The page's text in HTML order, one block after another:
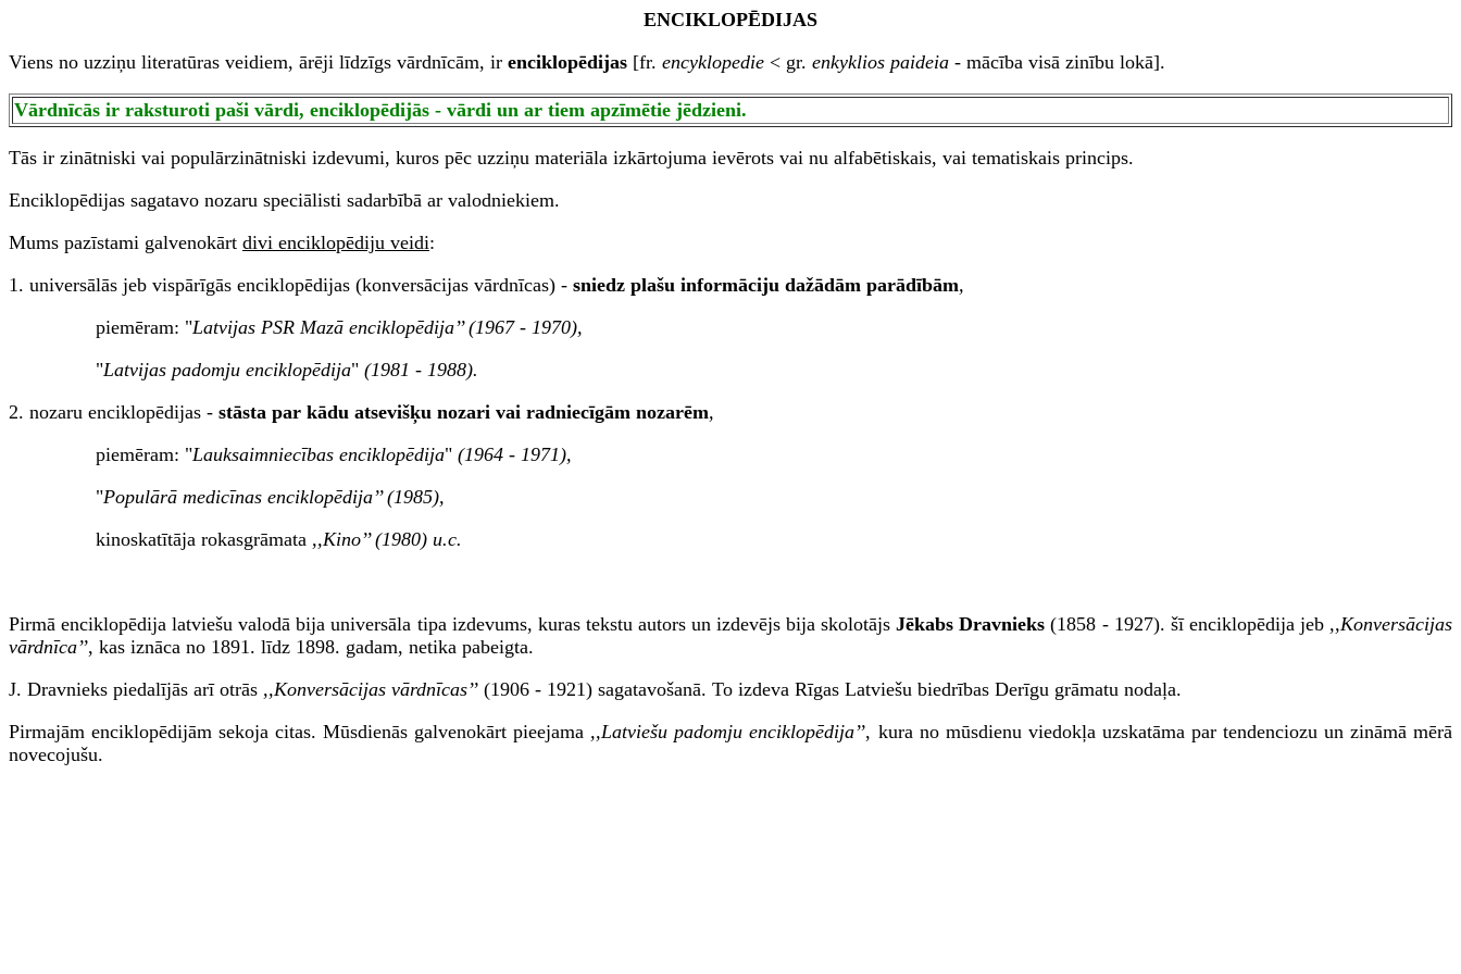
ENCIKLOPĒDIJAS
Viens no uzziņu literatūras veidiem, ārēji līdzīgs vārdnīcām, ir enciklopēdijas [fr. encyklopedie < gr. enkyklios paideia - mācība visā zinību lokā].
Vārdnīcās ir raksturoti paši vārdi, enciklopēdijās - vārdi un ar tiem apzīmētie jēdzieni.
Tās ir zinātniski vai populārzinātniski izdevumi, kuros pēc uzziņu materiāla izkārtojuma ievērots vai nu alfabētiskais, vai tematiskais princips.
Enciklopēdijas sagatavo nozaru speciālisti sadarbībā ar valodniekiem.
Mums pazīstami galvenokārt divi enciklopēdiju veidi:
1. universālās jeb vispārīgās enciklopēdijas (konversācijas vārdnīcas) - sniedz plašu informāciju dažādām parādībām,
piemēram: "Latvijas PSR Mazā enciklopēdija’’ (1967 - 1970),
"Latvijas padomju enciklopēdija" (1981 - 1988).
2. nozaru enciklopēdijas - stāsta par kādu atsevišķu nozari vai radniecīgām nozarēm,
piemēram: "Lauksaimniecības enciklopēdija" (1964 - 1971),
"Populārā medicīnas enciklopēdija’’ (1985),
kinoskatītāja rokasgrāmata ,,Kino’’ (1980) u.c.
Pirmā enciklopēdija latviešu valodā bija universāla tipa izdevums, kuras tekstu autors un izdevējs bija skolotājsJēkabs Dravnieks (1858 - 1927). šī enciklopēdija jeb ,,Konversācijas
vārdnīca’’, kas iznāca no 1891. līdz 1898. gadam, netika pabeigta.
J. Dravnieks piedalījās arī otrās ,,Konversācijas vārdnīcas’’ (1906 - 1921) sagatavošanā. To izdeva Rīgas Latviešu biedrības Derīgu grāmatu nodaļa.
Pirmajām enciklopēdijām sekoja citas. Mūsdienās galvenokārt pieejama ,,Latviešu padomju enciklopēdija’’, kura no mūsdienu viedokļa uzskatāma par tendenciozu un zināmā mērā
novecojušu.